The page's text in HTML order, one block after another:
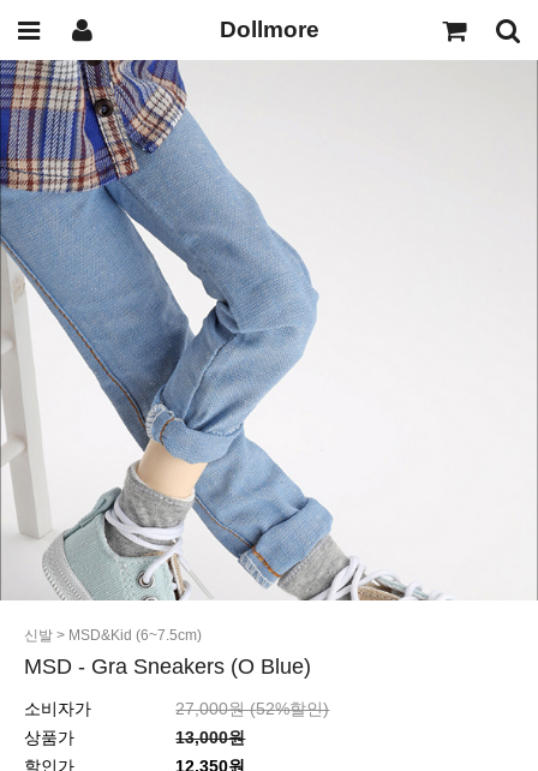
Dollmore
신발 > MSD&Kid (6~7.5cm)
MSD - Gra Sneakers (O Blue)
소비자가 27,000원 (52%할인)
상품가
13,000원
할인가
12,350원